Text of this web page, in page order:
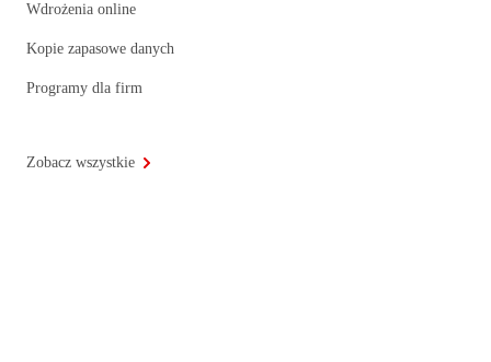
Wdrożenia online
Kopie zapasowe danych
Programy dla firm
Zobacz wszystkie